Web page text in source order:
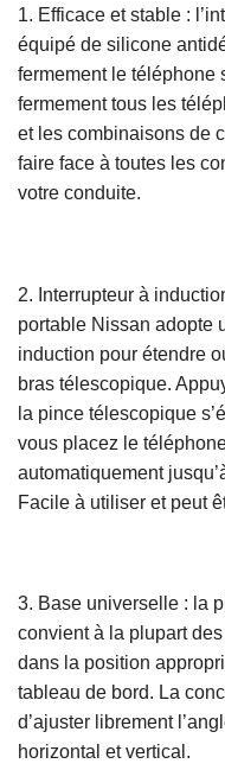
1. Efficace et stable :
équipé de silicone
fermement le téléphone
fermement tous les
et les combinaisons de
faire face à toutes les
votre conduite.
2. Interrupteur à
portable Nissan adopte
induction pour étendre
bras télescopique.
la pince télescopique
vous placez le
automatiquement
Facile à utiliser et peut
3. Base universelle : la
convient à la plupart
dans la position
tableau de bord. La
d’ajuster librement
horizontal et vertical.